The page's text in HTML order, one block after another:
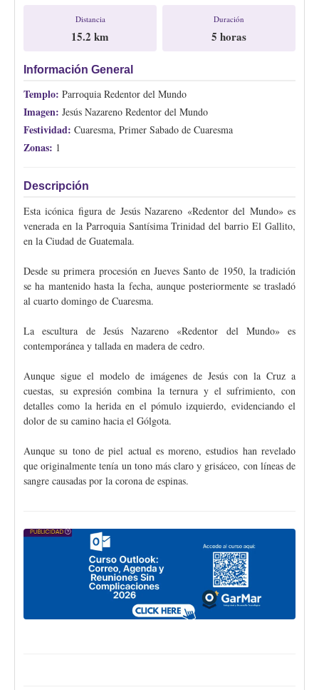
Distancia
15.2 km
Duración
5 horas
Información General
Templo: Parroquia Redentor del Mundo
Imagen: Jesús Nazareno Redentor del Mundo
Festividad: Cuaresma, Primer Sabado de Cuaresma
Zonas: 1
Descripción
Esta icónica figura de Jesús Nazareno «Redentor del Mundo» es
venerada en la Parroquia Santísima Trinidad del barrio El Gallito,
en la Ciudad de Guatemala.
Desde su primera procesión en Jueves Santo de 1950, la tradición
se ha mantenido hasta la fecha, aunque posteriormente se trasladó
al cuarto domingo de Cuaresma.
La escultura de Jesús Nazareno «Redentor del Mundo» es
contemporánea y tallada en madera de cedro.
Aunque sigue el modelo de imágenes de Jesús con la Cruz a
cuestas, su expresión combina la ternura y el sufrimiento, con
detalles como la herida en el pómulo izquierdo, evidenciando el
dolor de su camino hacia el Gólgota.
Aunque su tono de piel actual es moreno, estudios han revelado
que originalmente tenía un tono más claro y grisáceo, con líneas de
sangre causadas por la corona de espinas.